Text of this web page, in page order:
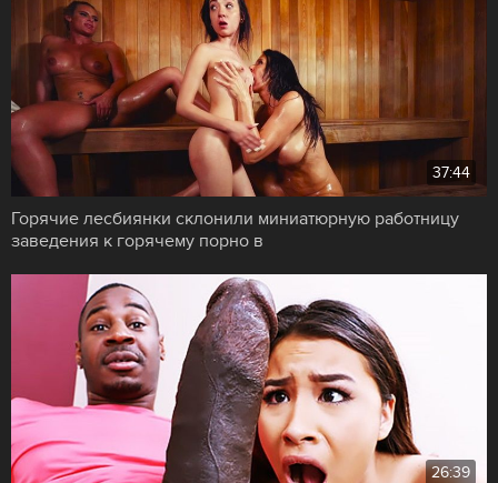
37:44
Горячие лесбиянки склонили миниатюрную работницу
заведения к горячему порно в
26:39